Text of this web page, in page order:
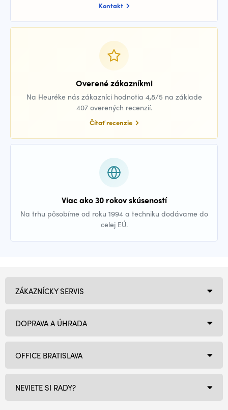
Kontakt
Overené zákazníkmi
Na Heuréke nás zákazníci hodnotia 4,8/5 na základe
407 overených recenzií.
Čítať recenzie
Viac ako 30 rokov skúseností
Na trhu pôsobíme od roku 1994 a techniku dodávame do
celej EÚ.
OFFICE BRATISLAVA
NEVIETE SI RADY?
ZÁKAZNÍCKY SERVIS
DOPRAVA A ÚHRADA